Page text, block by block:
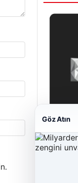
Hastaş
Göz Atın